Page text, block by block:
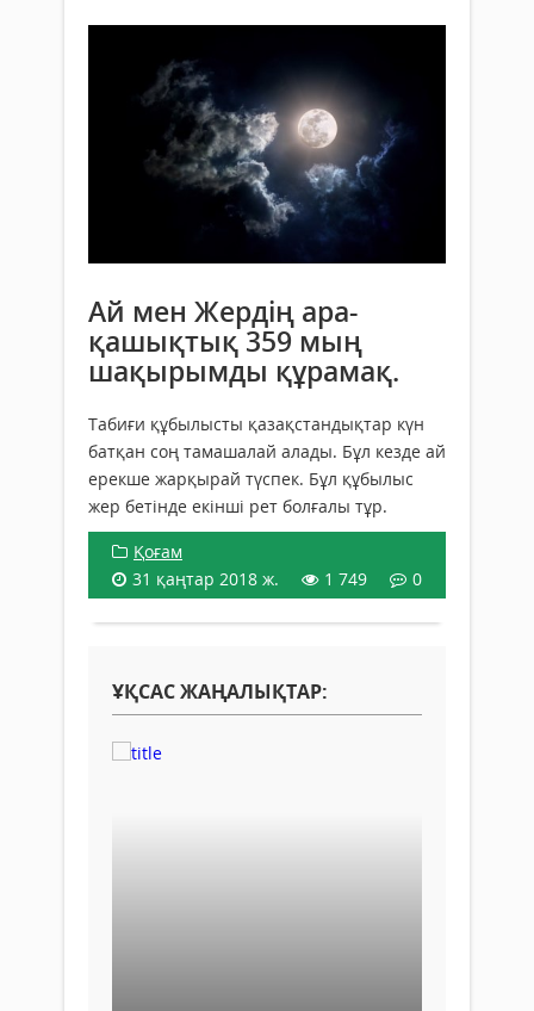
Ай мен Жердің ара-
қашықтық 359 мың
шақырымды құрамақ.
Табиғи құбылысты қазақстандықтар күн
батқан соң тамашалай алады. Бұл кезде ай
ерекше жарқырай түспек. Бұл құбылыс
жер бетінде екінші рет болғалы тұр.
Қоғам
31 қаңтар 2018 ж.
1 749 0
ҰҚСАС ЖАҢАЛЫҚТАР: